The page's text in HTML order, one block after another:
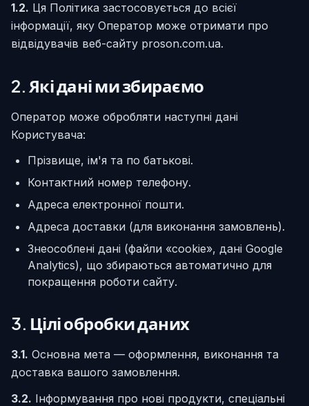
1.2. Ця Політика застосовується до всієї
інформації, яку Оператор може отримати про
відвідувачів веб-сайту proson.com.ua.
2. Які дані ми збираємо
Оператор може обробляти наступні дані
Користувача:
Прізвище, ім'я та по батькові.
Контактний номер телефону.
Адреса електронної пошти.
Адреса доставки (для виконання замовлень).
Знеособлені дані (файли «cookie», дані Google
Analytics), що збираються автоматично для
покращення роботи сайту.
3. Цілі обробки даних
3.1. Основна мета — оформлення, виконання та
доставка вашого замовлення.
3.2. Інформування про нові продукти, спеціальні